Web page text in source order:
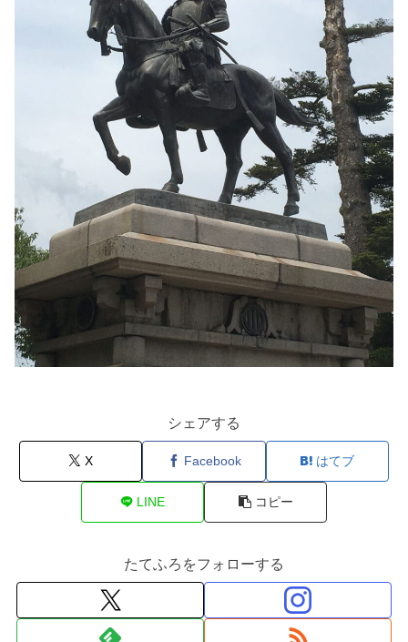
シェアする
X Facebook はてブ
LINE コピー
たてふろをフォローする